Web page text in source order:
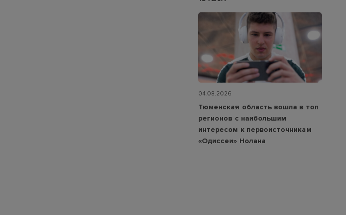
04.08.2026
Тюменская область вошла в топ
регионов с наибольшим
интересом к первоисточникам
«Одиссеи» Нолана